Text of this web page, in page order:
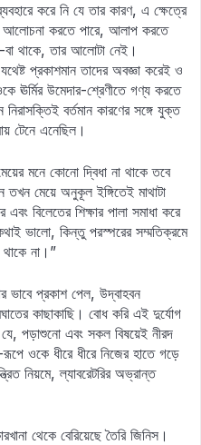
করে নি যে তার কারণ, এ ক্ষেত্রে
আলোচনা করতে পারে, আলাপ করতে
থাকে, তার আলোটা নেই।
প্রকাশমান তাদের অবজ্ঞা করেই ও
ঊর্মির উমেদার-শ্রেণীতে গণ্য করতে
বর্তমান কারণের সঙ্গে যুক্ত
টেনে এনেছিল।
মনে কোনো দ্বিধা না থাকে তবে
তখন মেয়ে অনুকূল ইঙ্গিতেই মাথাটা
বিলেতের শিক্ষার পালা সমাধা করে
ভালো, কিন্তু পরস্পরের সম্মতিক্রমে
থাকে না।”
ভাবে প্রকাশ পেল, উদ্‌বাহবন
কাছাকাছি। বোধ করি এই দুর্যোগ
পড়াশুনো এবং সকল বিষয়েই নীরদ
রূপে ওকে ধীরে ধীরে নিজের হাতে গড়ে
নিয়মে, ল্যাবরেটরির অভ্রান্ত
থেকে বেরিয়েছে তৈরি জিনিস।